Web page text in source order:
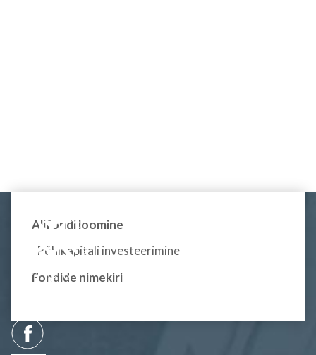
Allfondi loomine
Põhikapitali investeerimine
Fondide nimekiri